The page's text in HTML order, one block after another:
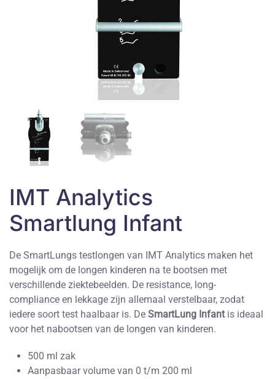
IMT Analytics
Smartlung Infant
De SmartLungs testlongen van IMT Analytics maken het
mogelijk om de longen kinderen na te bootsen met
verschillende ziektebeelden. De resistance, long-
compliance en lekkage zijn allemaal verstelbaar, zodat
iedere soort test haalbaar is. De SmartLung Infant is ideaal
voor het nabootsen van de longen van kinderen.
500 ml zak
Aanpasbaar volume van 0 t/m 200 ml